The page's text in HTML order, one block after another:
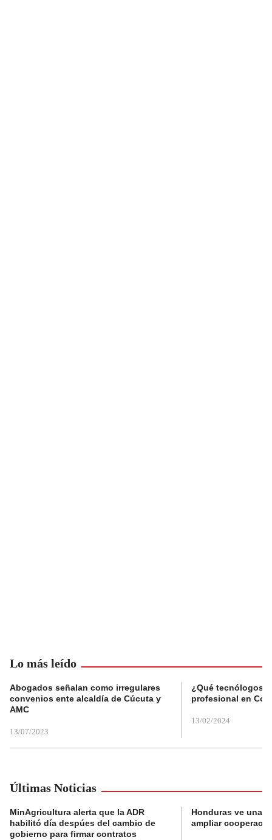
Lo más leído
Abogados señalan como irregulares
convenios ente alcaldía de Cúcuta y
AMC
13/07/2023
¿Qué tecnólogos
profesional en
13/02/2024
Últimas Noticias
MinAgricultura alerta que la ADR
habilitó día despúes del cambio de
gobierno para firmar contratos
Honduras ve una
ampliar